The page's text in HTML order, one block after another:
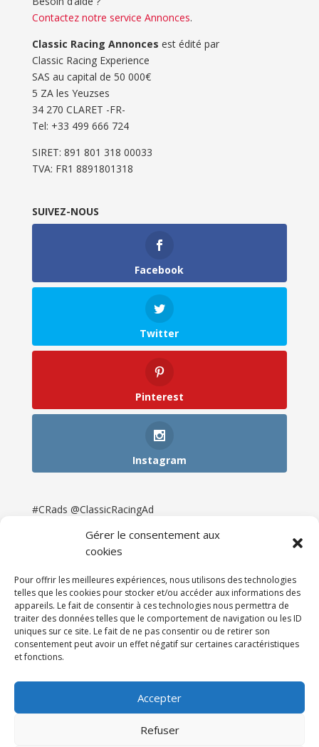
Gérer le consentement aux
cookies
Pour offrir les meilleures expériences, nous utilisons des technologies
telles que les cookies pour stocker et/ou accéder aux informations des
appareils. Le fait de consentir à ces technologies nous permettra de
traiter des données telles que le comportement de navigation ou les ID
uniques sur ce site. Le fait de ne pas consentir ou de retirer son
consentement peut avoir un effet négatif sur certaines caractéristiques
et fonctions.
Accepter
Refuser
Contactez notre service Annonces.
Classic Racing Annonces est édité par
Classic Racing Experience
SAS au capital de 50 000€
5 ZA les Yeuzses
34 270 CLARET -FR-
Tel: ‭+33 499 666 724‬
SIRET: 891 801 318 00033
TVA: FR1 8891801318
SUIVEZ-NOUS
Facebook
Twitter
Pinterest
Instagram
#CRads @ClassicRacingAd
Newsletter & Presse
Partenaires
Tarifs
Espace Client